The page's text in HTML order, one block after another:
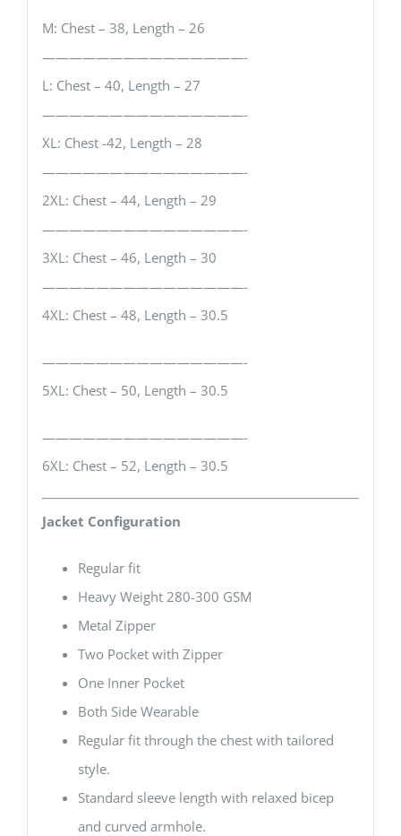
M: Chest – 38, Length – 26
———————————————-
L: Chest – 40, Length – 27
———————————————-
XL: Chest -42, Length – 28
———————————————-
2XL: Chest – 44, Length – 29
———————————————-
3XL: Chest – 46, Length – 30
———————————————-
4XL: Chest – 48, Length – 30.5
———————————————-
5XL: Chest – 50, Length – 30.5
———————————————-
6XL: Chest – 52, Length – 30.5
Jacket Configuration
Regular fit
Heavy Weight 280-300 GSM
Metal Zipper
Two Pocket with Zipper
One Inner Pocket
Both Side Wearable
Regular fit through the chest with tailored
style.
Standard sleeve length with relaxed bicep
and curved armhole.